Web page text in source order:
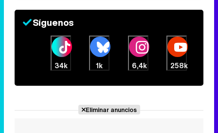
Síguenos
34k 1k 6,4k 258k
Eliminar anuncios